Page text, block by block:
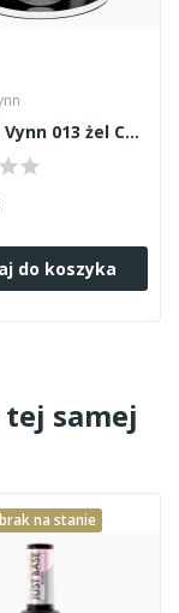
Victoria Vynn 013 żel Cover Dusty Pink 50ml
do koszyka
samej
na stanie